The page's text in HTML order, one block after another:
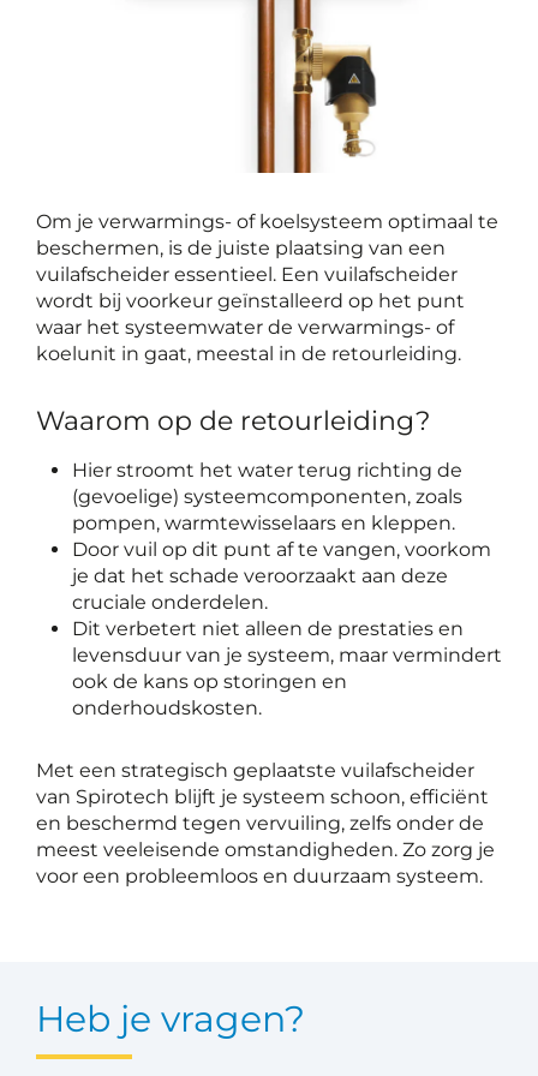
Om je verwarmings- of koelsysteem optimaal te
beschermen, is de juiste plaatsing van een
vuilafscheider essentieel. Een vuilafscheider
wordt bij voorkeur geïnstalleerd op het punt
waar het systeemwater de verwarmings- of
koelunit in gaat, meestal in de retourleiding.
Waarom op de retourleiding?
Hier stroomt het water terug richting de
(gevoelige) systeemcomponenten, zoals
pompen, warmtewisselaars en kleppen.
Door vuil op dit punt af te vangen, voorkom
je dat het schade veroorzaakt aan deze
cruciale onderdelen.
Dit verbetert niet alleen de prestaties en
levensduur van je systeem, maar vermindert
ook de kans op storingen en
onderhoudskosten.
Met een strategisch geplaatste vuilafscheider
van Spirotech blijft je systeem schoon, efficiënt
en beschermd tegen vervuiling, zelfs onder de
meest veeleisende omstandigheden. Zo zorg je
voor een probleemloos en duurzaam systeem.
Heb je vragen?